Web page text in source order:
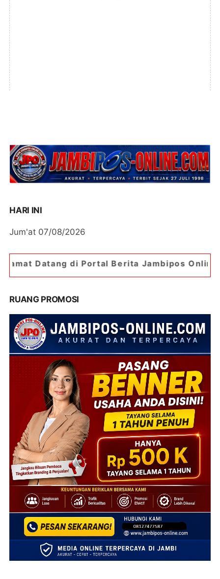
HARI INI
Jum'at 07/08/2026
Portal Berita Jambipos Online. Portal Berita
RUANG PROMOSI